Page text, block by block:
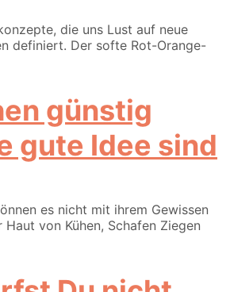
die uns Lust auf neue
definiert. Der softe Rot-Orange-
gute Idee sind
es nicht mit ihrem Gewissen
von Kühen, Schafen Ziegen